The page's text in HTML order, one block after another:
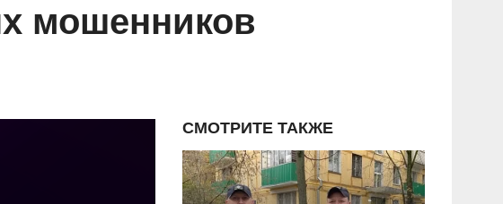
мошенников
СМОТРИТЕ ТАКЖЕ